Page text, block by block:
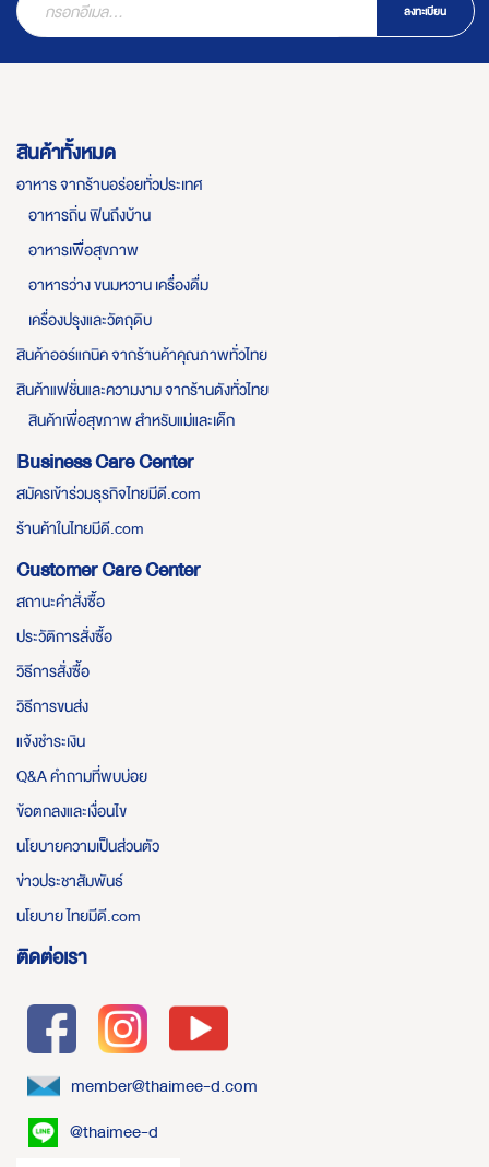
ลงทะเบียน
สินค้าทั้งหมด
อาหาร จากร้านอร่อยทั่วประเทศ
อาหารถิ่น ฟินถึงบ้าน
อาหารเพื่อสุขภาพ
อาหารว่าง ขนมหวาน เครื่องดื่ม
เครื่องปรุงและวัตถุดิบ
สินค้าออร์แกนิค จากร้านค้าคุณภาพทั่วไทย
สินค้าแฟชั่นและความงาม จากร้านดังทั่วไทย
สินค้าเพื่อสุขภาพ สำหรับแม่และเด็ก
Business Care Center
สมัครเข้าร่วมธุรกิจไทยมีดี.com
ร้านค้าในไทยมีดี.com
Customer Care Center
สถานะคำสั่งซื้อ
ประวัติการสั่งซื้อ
วิธีการสั่งซื้อ
วิธีการขนส่ง
แจ้งชำระเงิน
Q&A คำถามที่พบบ่อย
ข้อตกลงและเงื่อนไข
นโยบายความเป็นส่วนตัว
ข่าวประชาสัมพันธ์
นโยบาย ไทยมีดี.com
ติดต่อเรา
member@thaimee-d.com
@thaimee-d